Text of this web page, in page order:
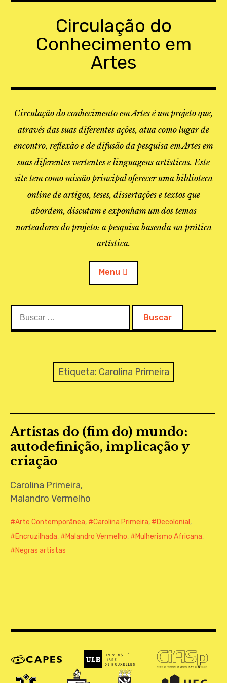
Circulação do
Conhecimento em
Artes
Circulação do conhecimento em Artes é um projeto que,
através das suas diferentes ações, atua como lugar de
encontro, reflexão e de difusão da pesquisa em Artes em
suas diferentes vertentes e linguagens artísticas. Este
site tem como missão principal oferecer uma biblioteca
online de artigos, teses, dissertações e textos que
abordem, discutam e exponham um dos temas
norteadores do projeto: a pesquisa baseada na prática
artística.
Menu
O PROJETO
MAPEAMENTO
REVISTA IEPA
CONTATO
Etiqueta: Carolina Primeira
Artistas do (fim do) mundo:
autodefinição, implicação y
criação
Carolina Primeira,
Malandro Vermelho
Arte Contemporânea, Carolina Primeira, Decolonial ,
Encruzilhada, Malandro Vermelho, Mulherismo Africana,
Negras artistas